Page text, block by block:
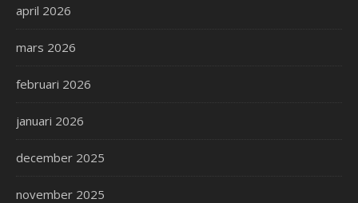
april 2026
mars 2026
februari 2026
januari 2026
december 2025
november 2025